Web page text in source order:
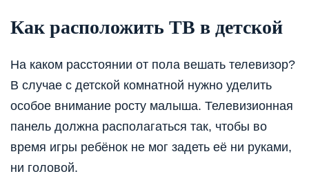
Как расположить ТВ в детской
На каком расстоянии от пола вешать телевизор?
В случае с детской комнатной нужно уделить
особое внимание росту малыша. Телевизионная
панель должна располагаться так, чтобы во
время игры ребёнок не мог задеть её ни руками,
ни головой.